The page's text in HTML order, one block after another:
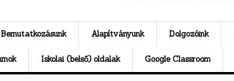
Bemutatkozásunk Alapítványunk Dolgozóink
Iskolai (belső) oldalak Google Classroom